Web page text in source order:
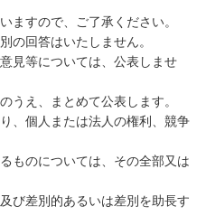
すので、ご了承ください。
回答はいたしません。
等については、公表しませ
え、まとめて公表します。
個人または法人の権利、競争
のについては、その全部又は
差別的あるいは差別を助長す